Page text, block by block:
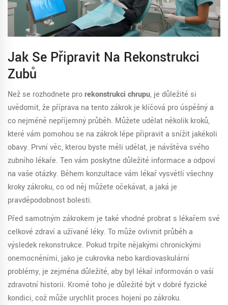
Jak Se Připravit Na Rekonstrukci
Zubů
Než se rozhodnete prorekonstrukci chrupu, je důležité si
uvědomit, že příprava na tento zákrok je klíčová pro úspěšný a
co nejméně nepříjemný průběh. Můžete udělat několik kroků,
které vám pomohou se na zákrok lépe připravit a snížit jakékoli
obavy. První věc, kterou byste měli udělat, je návštěva svého
zubního lékaře. Ten vám poskytne důležité informace a odpoví
na vaše otázky. Během konzultace vám lékař vysvětlí všechny
kroky zákroku, co od něj můžete očekávat, a jaká je
pravděpodobnost bolesti.
Před samotným zákrokem je také vhodné probrat s lékařem své
celkové zdraví a užívané léky. To může ovlivnit průběh a
výsledek rekonstrukce. Pokud trpíte nějakými chronickými
onemocněními, jako je cukrovka nebo kardiovaskulární
problémy, je zejména důležité, aby byl lékař informován o vaší
zdravotní historii. Kromě toho je důležité být v dobré fyzické
kondici, což může urychlit proces hojení po zákroku.